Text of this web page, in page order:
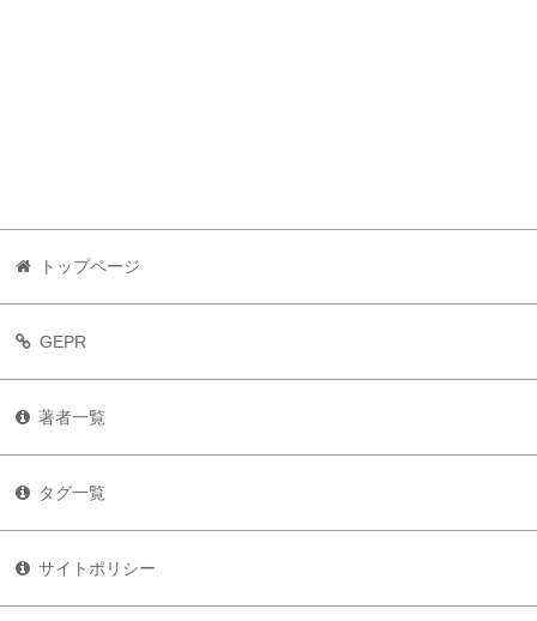
トップページ
GEPR
著者一覧
タグ一覧
サイトポリシー